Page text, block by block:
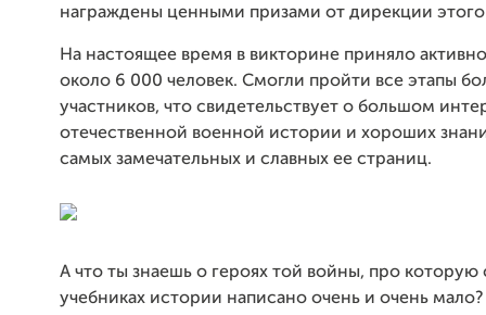
награждены ценными призами от дирекции этого
На настоящее время в викторине приняло
около 6 000 человек. Смогли пройти все этапы
участников, что свидетельствует о большом
отечественной военной истории и хороших
самых замечательных и славных ее страниц.
А что ты знаешь о героях той войны, про которую
учебниках истории написано очень и очень мало?